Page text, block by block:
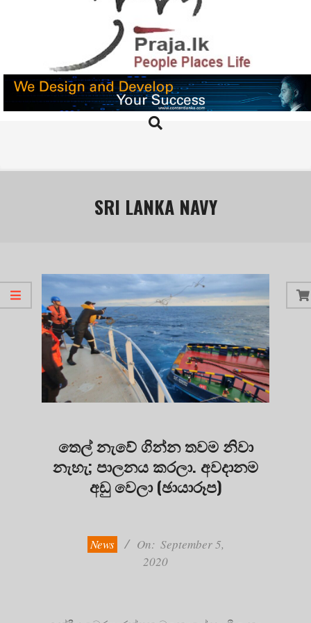
PRAJA.LK
Search
SRI LANKA NAVY
තෙල් නැවේ ගින්න තවම නිවා
නැහැ; පාලනය කරලා. අවදානම
අඩු වෙලා (ඡායාරූප)
News On: September 5,
2020